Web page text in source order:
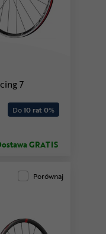
7
Do10 rat 0%
GRATIS
Porównaj